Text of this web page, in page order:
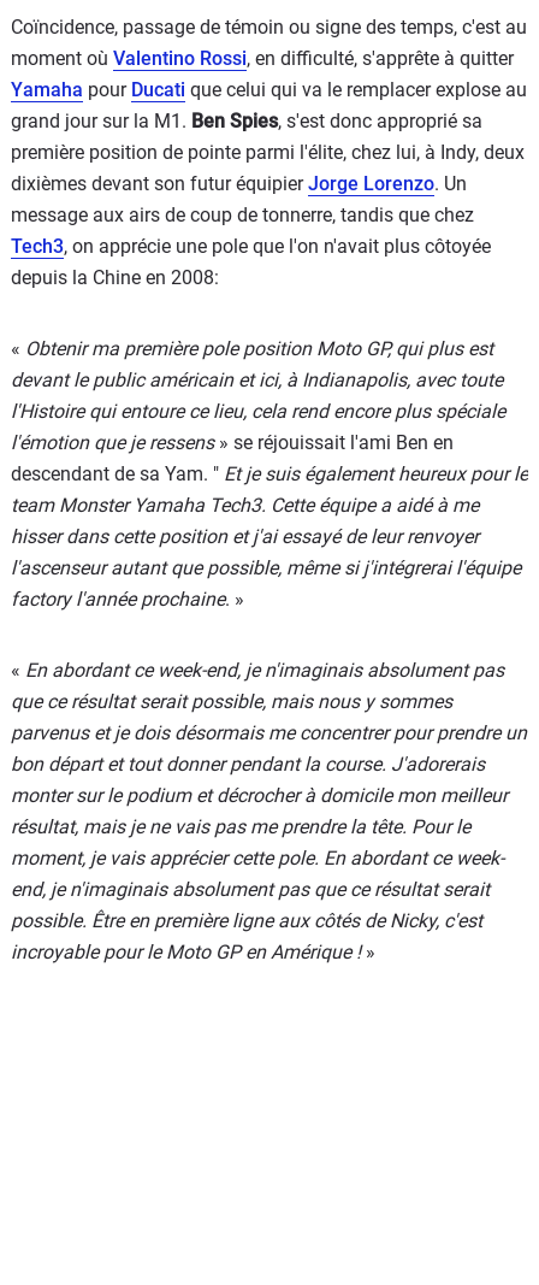
Coïncidence, passage de témoin ou signe des temps, c'est au
moment où Valentino Rossi, en difficulté, s'apprête à quitter
Yamaha pour Ducati que celui qui va le remplacer explose au
grand jour sur la M1. Ben Spies, s'est donc approprié sa
première position de pointe parmi l'élite, chez lui, à Indy, deux
dixièmes devant son futur équipierJorge Lorenzo. Un
message aux airs de coup de tonnerre, tandis que chez
Tech3, on apprécie une pole que l'on n'avait plus côtoyée
depuis la Chine en 2008:
« Obtenir ma première pole position Moto GP, qui plus est
devant le public américain et ici, à Indianapolis, avec toute
l'Histoire qui entoure ce lieu, cela rend encore plus spéciale
l'émotion que je ressens» se réjouissait l'ami Ben en
descendant de sa Yam. " Et je suis également heureux pour le
team Monster Yamaha Tech3. Cette équipe a aidé à me
hisser dans cette position et j'ai essayé de leur renvoyer
l'ascenseur autant que possible, même si j'intégrerai l'équipe
factory l'année prochaine. »
« En abordant ce week-end, je n'imaginais absolument pas
que ce résultat serait possible, mais nous y sommes
parvenus et je dois désormais me concentrer pour prendre un
bon départ et tout donner pendant la course. J'adorerais
monter sur le podium et décrocher à domicile mon meilleur
résultat, mais je ne vais pas me prendre la tête. Pour le
moment, je vais apprécier cette pole. En abordant ce week-
end, je n'imaginais absolument pas que ce résultat serait
possible. Être en première ligne aux côtés de Nicky, c'est
incroyable pour le Moto GP en Amérique !»